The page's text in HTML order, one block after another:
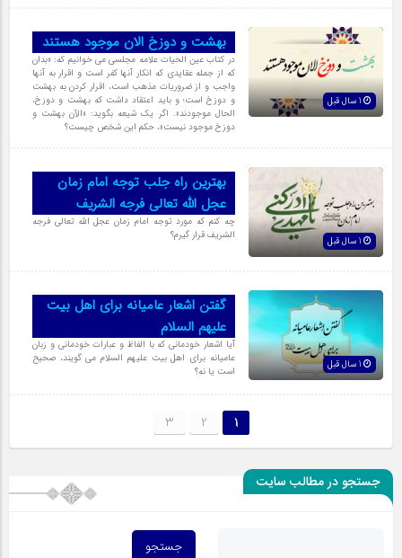
بهشت و دوزخ الان موجود هستند
در کتاب عین الحیات علامه مجلسى مى خوانیم که: «بدان
که از جمله عقایدى که انکار آنها کفر است و اقرار به آنها
واجب و از ضروریات مذهب است، اقرار کردن به بهشت
و دوزخ است؛ و باید اعتقاد داشت که بهشت و دوزخ،
الحال موجودند». اگر یک شیعه بگوید: «الآن بهشت و
دوزخ موجود نیست»، حکم این شخص چیست؟
بهترین راه جلب توجه امام زمان
عجل الله تعالی فرجه الشریف
چه کنم که مورد توجه امام زمان عجل الله تعالی فرجه
الشریف قرار گیرم؟
گفتن اشعار عامیانه برای اهل بیت
علیهم السلام
آیا اشعار خودمانى که با الفاظ و عبارات خودمانى و زبان
عامیانه براى اهل بیت علیهم السلام مى گویند، صحیح
است یا نه؟
1
2
3
جستجو در مطالب سایت